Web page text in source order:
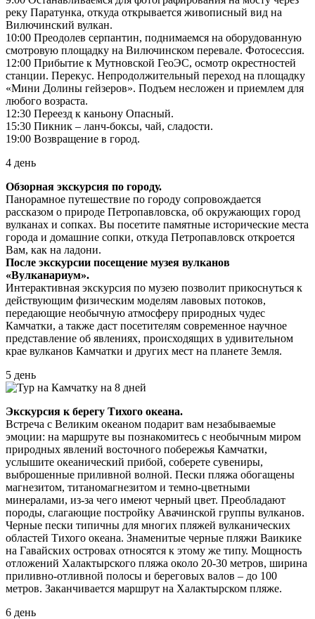
реку Паратунка, откуда открывается живописный вид на
Вилючинский вулкан.
10:00 Преодолев серпантин, поднимаемся на оборудованную
смотровую площадку на Вилючинском перевале. Фотосессия.
12:00 Прибытие к Мутновской ГеоЭС, осмотр окрестностей
станции. Перекус. Непродолжительный переход на площадку
«Мини Долины гейзеров». Подъем несложен и приемлем для
любого возраста.
12:30 Переезд к каньону Опасный.
15:30 Пикник – ланч-боксы, чай, сладости.
19:00 Возвращение в город.
4 день
Обзорная экскурсия по городу.
Панорамное путешествие по городу сопровождается
рассказом о природе Петропавловска, об окружающих город
вулканах и сопках. Вы посетите памятные исторические места
города и домашние сопки, откуда Петропавловск откроется
Вам, как на ладони.
После экскурсии посещение музея вулканов
«Вулканариум».
Интерактивная экскурсия по музею позволит прикоснуться к
действующим физическим моделям лавовых потоков,
передающие необычную атмосферу природных чудес
Камчатки, а также даст посетителям современное научное
представление об явлениях, происходящих в удивительном
крае вулканов Камчатки и других мест на планете Земля.
5 день
Экскурсия к берегу Тихого океана.
Встреча с Великим океаном подарит вам незабываемые
эмоции: на маршруте вы познакомитесь с необычным миром
природных явлений восточного побережья Камчатки,
услышите океанический прибой, соберете сувениры,
выброшенные приливной волной. Пески пляжа обогащены
магнезитом, титаномагнезитом и темно-цветными
минералами, из-за чего имеют черный цвет. Преобладают
породы, слагающие постройку Авачинской группы вулканов.
Черные пески типичны для многих пляжей вулканических
областей Тихого океана. Знаменитые черные пляжи Ваикике
на Гавайских островах относятся к этому же типу. Мощность
отложений Халактырского пляжа около 20-30 метров, ширина
приливно-отливной полосы и береговых валов – до 100
метров. Заканчивается маршрут на Халактырском пляже.
6 день